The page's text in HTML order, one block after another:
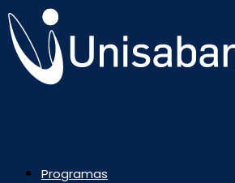
Saltar
al
contenido
Programas